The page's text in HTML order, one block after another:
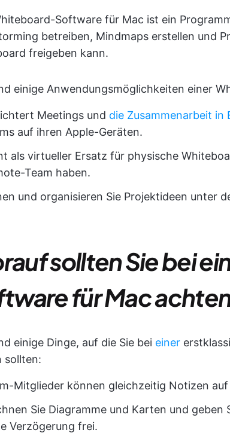
Software für Mac ist ein
betreiben, Mindmaps erstellen und
freigeben kann.
einige Anwendungsmöglichkeiten einer
Meetings und die Zusammenarbeit in
auf ihren Apple-Geräten.
als virtueller Ersatz für physische
Team haben.
und organisieren Sie Projektideen unter
sollten Sie bei
für Mac
einige Dinge, auf die Sie bei einer
sollten:
Mitglieder können gleichzeitig Notizen
Sie Diagramme und Karten und
Verzögerung frei.